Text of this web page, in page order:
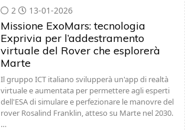
2 13-01-2026
Missione ExoMars: tecnologia
Exprivia per l’addestramento
virtuale del Rover che esplorerà
Marte
Il gruppo ICT italiano svilupperà un'app di realtà
virtuale e aumentata per permettere agli esperti
dell'ESA di simulare e perfezionare le manovre del
rover Rosalind Franklin, atteso su Marte nel 2030.
…